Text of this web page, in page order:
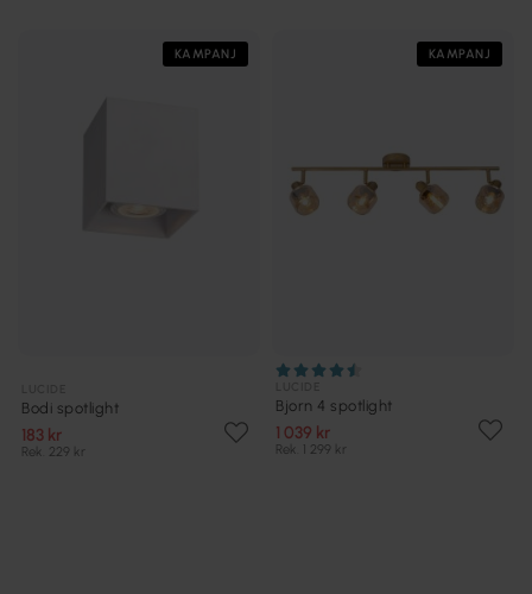
KAMPANJ
Bodi spotlight
183 kr
Rek. 229 kr
KAMPANJ
Bjorn 4 spotlight
1 039 kr
Rek. 1 299 kr